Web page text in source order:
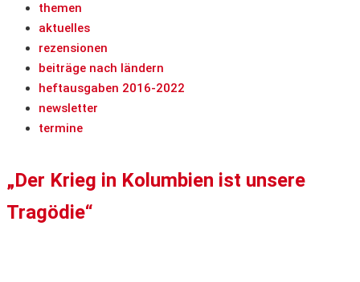
themen
aktuelles
rezensionen
beiträge nach ländern
heftausgaben 2016-2022
newsletter
termine
„Der Krieg in Kolumbien ist unsere
Tragödie“